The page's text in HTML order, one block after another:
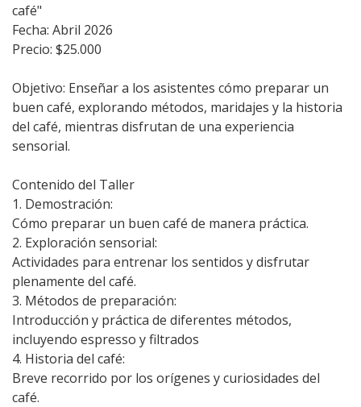
café"
Fecha: Abril 2026
Precio: $25.000
Objetivo: Enseñar a los asistentes cómo preparar un
buen café, explorando métodos, maridajes y la historia
del café, mientras disfrutan de una experiencia
sensorial.
Contenido del Taller
1. Demostración:
Cómo preparar un buen café de manera práctica.
2. Exploración sensorial:
Actividades para entrenar los sentidos y disfrutar
plenamente del café.
3. Métodos de preparación:
Introducción y práctica de diferentes métodos,
incluyendo espresso y filtrados
4. Historia del café:
Breve recorrido por los orígenes y curiosidades del
café.